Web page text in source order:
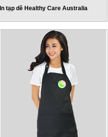
In tạp dề Healthy Care Australia